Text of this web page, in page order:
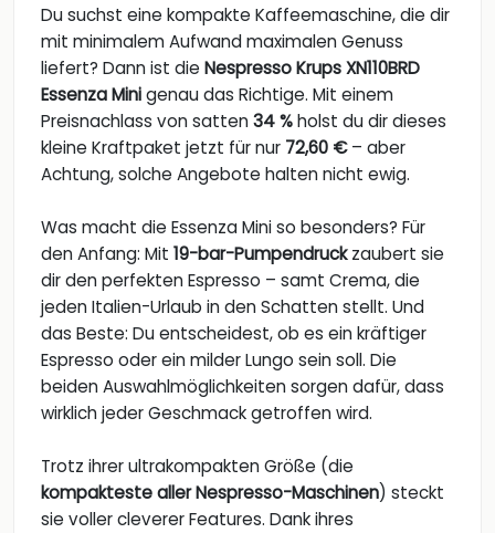
Du suchst eine kompakte Kaffeemaschine, die dir
mit minimalem Aufwand maximalen Genuss
liefert? Dann ist die Nespresso Krups XN110BRD
Essenza Minigenau das Richtige. Mit einem
Preisnachlass von satten34 %holst du dir dieses
kleine Kraftpaket jetzt für nur 72,60 €– aber
Achtung, solche Angebote halten nicht ewig.
Was macht die Essenza Mini so besonders? Für
den Anfang: Mit 19-bar-Pumpendruckzaubert sie
dir den perfekten Espresso – samt Crema, die
jeden Italien-Urlaub in den Schatten stellt. Und
das Beste: Du entscheidest, ob es ein kräftiger
Espresso oder ein milder Lungo sein soll. Die
beiden Auswahlmöglichkeiten sorgen dafür, dass
wirklich jeder Geschmack getroffen wird.
Trotz ihrer ultrakompakten Größe (die
kompakteste aller Nespresso-Maschinen) steckt
sie voller cleverer Features. Dank ihres